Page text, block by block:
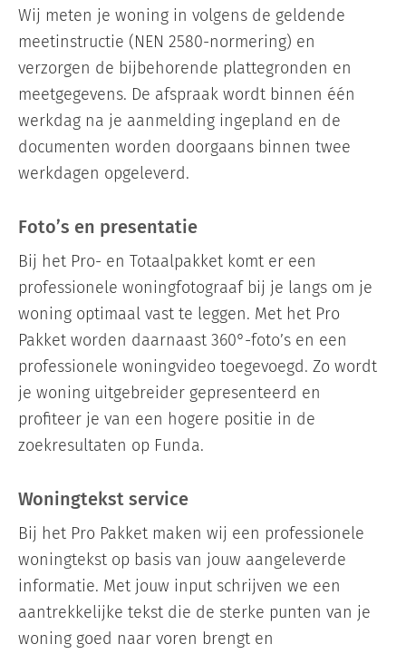
Wij meten je woning in volgens de geldende
meetinstructie (NEN 2580-normering) en
verzorgen de bijbehorende plattegronden en
meetgegevens. De afspraak wordt binnen één
werkdag na je aanmelding ingepland en de
documenten worden doorgaans binnen twee
werkdagen opgeleverd.
Foto’s en presentatie
Bij het Pro- en Totaalpakket komt er een
professionele woningfotograaf bij je langs om je
woning optimaal vast te leggen. Met het Pro
Pakket worden daarnaast 360°-foto’s en een
professionele woningvideo toegevoegd. Zo wordt
je woning uitgebreider gepresenteerd en
profiteer je van een hogere positie in de
zoekresultaten op Funda.
Woningtekst service
Bij het Pro Pakket maken wij een professionele
woningtekst op basis van jouw aangeleverde
informatie. Met jouw input schrijven we een
aantrekkelijke tekst die de sterke punten van je
woning goed naar voren brengt en